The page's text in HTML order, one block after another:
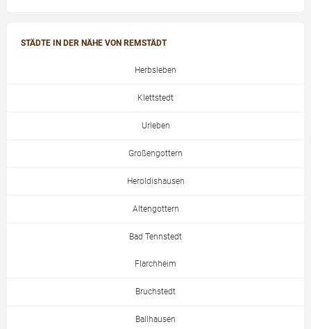
STÄDTE IN DER NÄHE VON REMSTÄDT
Herbsleben
Klettstedt
Urleben
Großengottern
Heroldishausen
Altengottern
Bad Tennstedt
Flarchheim
Bruchstedt
Ballhausen